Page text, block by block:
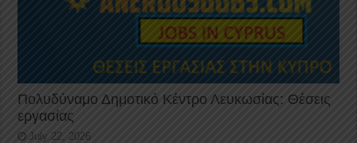
Πολυδύναμο Δημοτικό Κέντρο Λευκωσίας: Θέσεις
εργασίας
July 22, 2026